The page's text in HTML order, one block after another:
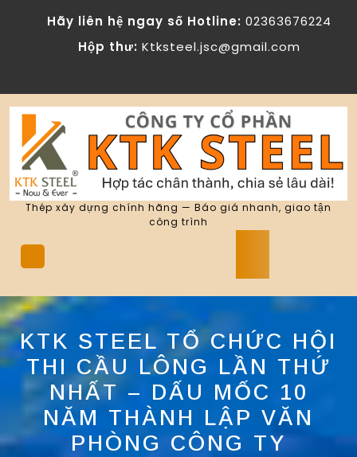
Hãy liên hệ ngay số Hotline: 02363676224
Hộp thư: Ktksteel.jsc@gmail.com
Thép xây dựng chính hãng — Báo giá nhanh, giao tận
công trình
Button
KTK STEEL TỔ CHỨC HỘI
THI CẦU LÔNG LẦN THỨ
NHẤT – DẤU MỐC 10
NĂM THÀNH LẬP VĂN
PHÒNG CÔNG TY